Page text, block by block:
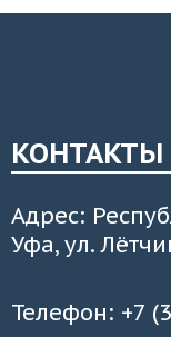
КОНТАКТЫ
Адрес:
Уфа, ул.
Телефон: +7